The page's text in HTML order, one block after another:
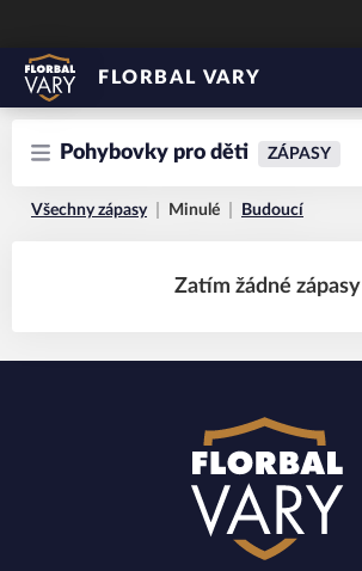
FLORBAL VARY
Pohybovky pro děti ZÁPASY
Všechny zápasy Minulé Budoucí
Zatím žádné zápasy